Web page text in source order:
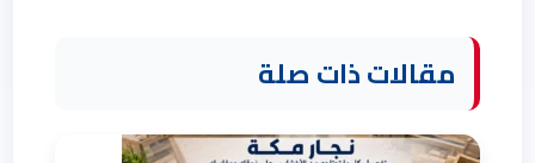
مقالات ذات صلة